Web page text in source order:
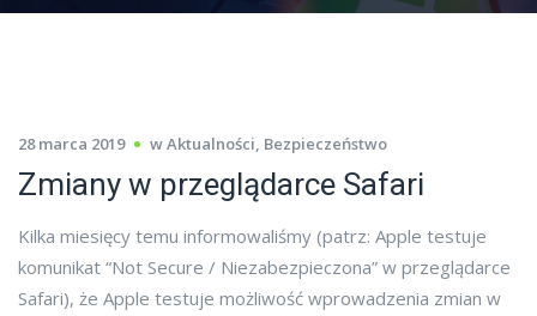
28 marca 2019 wAktualności, Bezpieczeństwo
Zmiany w przeglądarce Safari
Kilka miesięcy temu informowaliśmy (patrz: Apple testuje
komunikat “Not Secure / Niezabezpieczona” w przeglądarce
Safari), że Apple testuje możliwość wprowadzenia zmian w